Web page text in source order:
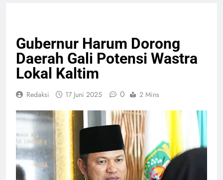
Gubernur Harum Dorong
Daerah Gali Potensi Wastra
Lokal Kaltim
Redaksi 17 Juni 2025 0 2 Mins